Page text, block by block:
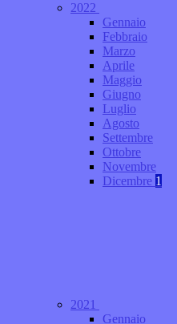
2022
Gennaio
Febbraio
Marzo
Aprile
Maggio
Giugno
Luglio
Agosto
Settembre
Ottobre
Novembre
Dicembre 1
2021
Gennaio